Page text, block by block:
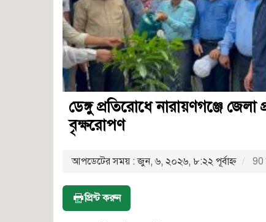
ডেঙ্গু প্রতিরোধে নারায়ণগঞ্জে জেলা
বৃক্ষরোপণ
আপডেটের সময় : জুন, ৬, ২০২৬, ৮:২২ পূর্বাহ্ণ 90
প্রিন্ট করুন